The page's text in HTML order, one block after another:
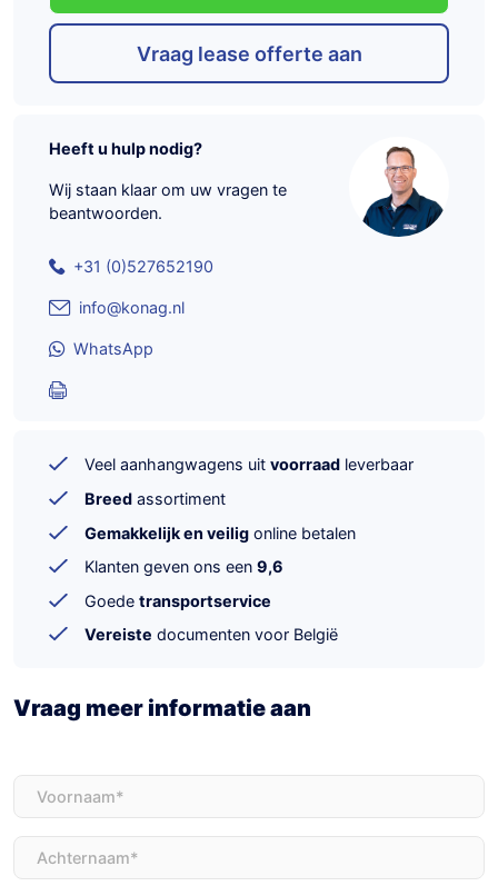
Vraag lease offerte aan
Heeft u hulp nodig?
Wij staan klaar om uw vragen te
beantwoorden.
+31 (0)527652190
info@konag.nl
WhatsApp
Veel aanhangwagens uit voorraad leverbaar
Breed assortiment
Gemakkelijk en veilig online betalen
Klanten geven ons een 9,6
Goede transportservice
Vereiste documenten voor België
Vraag meer informatie aan
Voornaam
Achternaam